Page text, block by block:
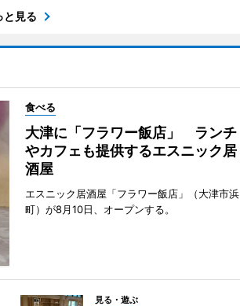
と見る
食べる
大津に「フラワー飯店」 ランチ
やカフェも提供するエスニック居
酒屋
エスニック居酒屋「フラワー飯店」（大津市浜
町）が8月10日、オープンする。
見る・遊ぶ